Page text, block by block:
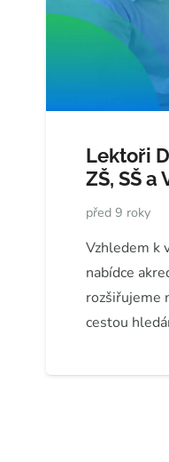
Lektoři
ZŠ, SŠ a
před 9 roky
Vzhledem k
nabídce
rozšiřujeme
cestou